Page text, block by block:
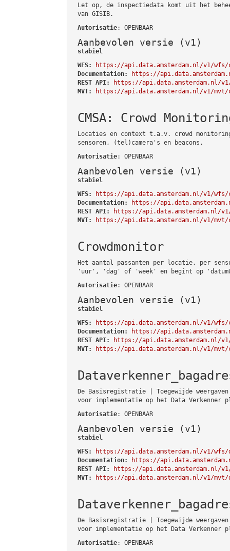
Let op, de inspectiedata komt uit het
van GISIB.
Autorisatie: OPENBAAR
Aanbevolen versie (v1)
stabiel
WFS:
https://api.data.amsterdam.nl/v1/
Documentation:
https://
REST API:
https://api.data.amsterdam.nl/
MVT:
https://api.data.amsterdam.nl/v1/
CMSA: Crowd
Locaties en context t.a.v. crowd
sensoren, (tel)camera's en beacons.
Autorisatie: OPENBAAR
Aanbevolen versie (v1)
stabiel
WFS:
https://api.data.amsterdam.nl/v1/wfs/
Documentation:
https://
REST API:
https://api.data.amsterdam.nl/v1/
MVT:
https://api.data.amsterdam.nl/v1/mvt/
Crowdmonitor
Het aantal passanten per locatie, per
'uur', 'dag' of 'week' en begint op
Autorisatie: OPENBAAR
Aanbevolen versie (v1)
stabiel
WFS:
https://api.data.amsterdam.nl/v1/wfs/
Documentation:
https://
REST API:
https://api.data.amsterdam.nl/
MVT:
https://api.data.amsterdam.nl/v1/mvt/
De Basisregistratie | Toegewijde
voor implementatie op het Data Verkenner
Autorisatie: OPENBAAR
Aanbevolen versie (v1)
stabiel
WFS:
https://api.data.amsterdam.nl/v1/wfs/
Documentation:
https://
REST API:
https://api.data.amsterdam.nl/
MVT:
https://api.data.amsterdam.nl/v1/mvt/
De Basisregistratie | Toegewijde
voor implementatie op het Data Verkenner
Autorisatie: OPENBAAR